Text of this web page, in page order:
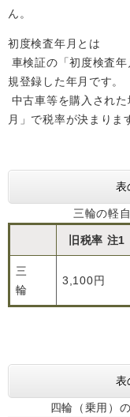
ん。
初度検査年月とは
車検証の「初度検査
規登録した年月です。
中古車等を購入され
月」で税率が決まりま
表
三輪の軽
旧税率 注1
三
輪
3,100円
表
四輪（乗用）